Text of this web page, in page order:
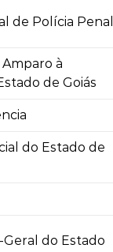
de Polícia Penal
à
de Goiás
do Estado de
do Estado